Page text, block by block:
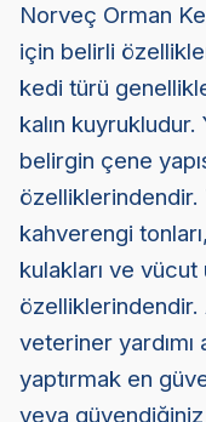
Norveç Orman
için belirli
kedi türü
kalın
belirgin çene
kahverengi
kulakları ve
özelliklerindendir.
veteriner
yaptırmak en
veya